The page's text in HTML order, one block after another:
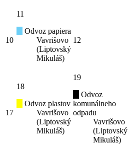
10
11
Odvoz papiera
Vavrišovo
(Liptovský
Mikuláš)
12
17
18
Odvoz plastov
Vavrišovo
(Liptovský
Mikuláš)
19
Odvoz
komunálneho
odpadu
Vavrišovo
(Liptovský
Mikuláš)